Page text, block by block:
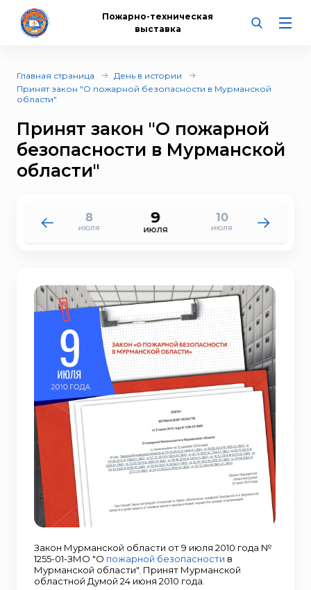
Пожарно-техническая
выставка
Главная страница
День в истории
Принят закон "О пожарной безопасности в Мурманской
области"
Принят закон "О пожарной
безопасности в Мурманской
области"
8
июля
9
июля
10
июля
Закон Мурманской области от 9 июля 2010 года №
1255-01-ЗМО "О пожарной безопасности в
Мурманской области". Принят Мурманской
областной Думой 24 июня 2010 года.